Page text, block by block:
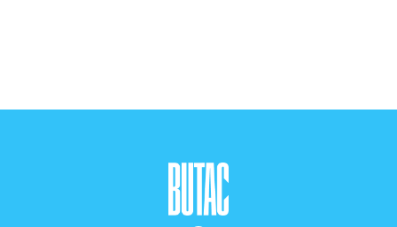
EDITORIALI
TRUFFE E SOCIAL NETWORK